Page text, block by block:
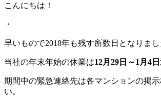
こんにちは！
・
早いもので2018年も残す所数日となりまし
当社の年末年始の休業は12月29日～1月4
期間中の緊急連絡先は各マンションの掲
い。